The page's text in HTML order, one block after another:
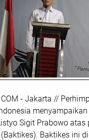
.COM - Jakarta //
Sigit Prabowo atas
Baktikes ini